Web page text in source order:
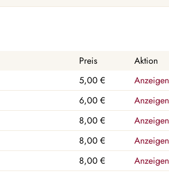
Preis
Aktion
5,00 €
Anzeigen
6,00 €
Anzeigen
8,00 €
Anzeigen
8,00 €
Anzeigen
8,00 €
Anzeigen